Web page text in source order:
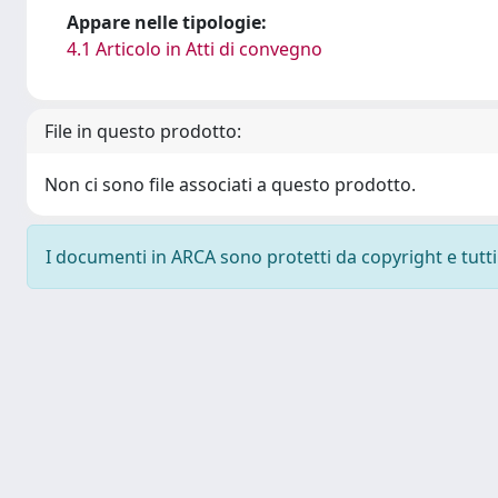
Appare nelle tipologie:
4.1 Articolo in Atti di convegno
File in questo prodotto:
Non ci sono file associati a questo prodotto.
I documenti in ARCA sono protetti da copyright e